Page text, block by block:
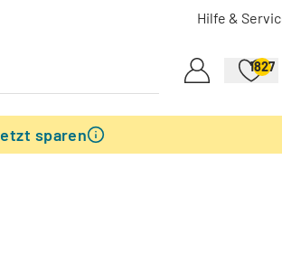
Hilfe &
1827
sparen